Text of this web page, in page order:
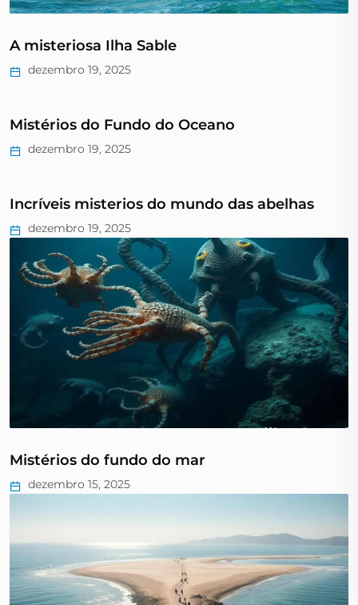
A misteriosa Ilha Sable
dezembro 19, 2025
Mistérios do Fundo do Oceano
dezembro 19, 2025
Incríveis misterios do mundo das abelhas
dezembro 19, 2025
Mistérios do fundo do mar
dezembro 15, 2025